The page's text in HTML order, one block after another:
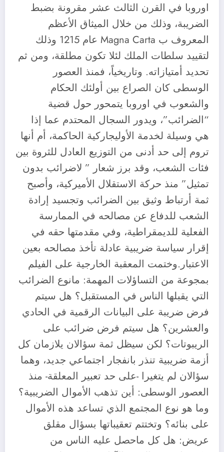
اوروبا في القرن الثالث عشر مقرونة بضبط
الضريبة، وذلك من خلال الميثاق الأعظم
المعروف ب Magna Carta عام 1215 وذلك
لتقييد سلطات الملك لئلا تكون مطلقة، ومن ثم
تحديد أمتيازاته. وتاريخياً، فمنذ العصور
الوسطى كان الصراع بين أولئك الحكام
والشعوب في اوروبا يتمحور حول قضية
“الضرائب”، ويدور السجال المحتدم عما إذا
هي وسيلة لخدمة الأوليجاركية الحاكمة، أم أنها
تروم إلى حد أدنى من التوزيع العادل للثروة بين
فئات الشعب، وقد برز شعار ” لاضرائب بدون
تمثيل” منذ حركة الاستقلال الأميركية، وأصبح
ثمة أرتباط وثيق بين الضرائب وتجسيد إرادة
الشعب للدفاع عن مصالحه في الممارسة
الفعلية للديمقراطية، وفي مقدمتها حقه في
إقرار سياسة ضريبية عادلة تأخذ مصالحه بعين
الاعتبار.وختمت المعقبة الخارجية على الفيلم
بمجوعة من التساؤلات المهمة: مانوع الضرائب
التي يقبلها الناس في المستقبل؟ هل سيتم
فرض ضريبة على البيانات الرقمية في الحادي
والعشرين؟ هل سيتم فرض ضرائب على
الريبوتات؟ لكن سيظل ثمة سؤالان يلازمان كل
أزمة ضريبية تنذر بانفجار اجتماعي جديد، وهما
سؤالان لم يتغيرا -على حد تعبير المعلقة- منذ
العصور الوسطى: أين تذهب الأموال الضريبية؟
وما هو نوع المجتمع الذي تساعد هذه الأموال
على بنائه؟ وتختتم تعقيباتها بسؤال مقلق
عريض: هل كل ماحصل عليه الناس من